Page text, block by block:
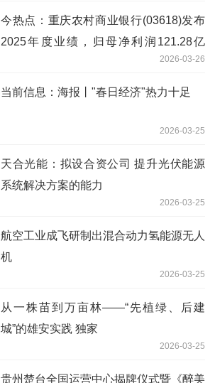
今热点：重庆农村商业银行(03618)发布
2025年度业绩，归母净利润121.28亿
2026-03-26
当前信息：海报丨"春日经济"热力十足
2026-03-25
天合光能：拟设合资公司 提升光伏能源
系统解决方案的能力
2026-03-25
航空工业成飞研制出混合动力氢能源无人
机
2026-03-25
从一株苗到万亩林——“先植绿、后建
城”的雄安实践 独家
2026-03-25
贵州楚台全国运营中心揭牌仪式暨《醉美